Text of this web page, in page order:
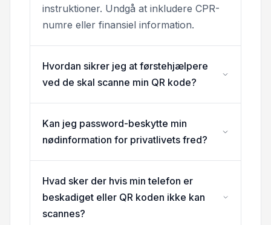
instruktioner. Undgå at inkludere CPR-
numre eller finansiel information.
Hvordan sikrer jeg at førstehjælpere
ved de skal scanne min QR kode?
Kan jeg password-beskytte min
nødinformation for privatlivets fred?
Hvad sker der hvis min telefon er
beskadiget eller QR koden ikke kan
scannes?